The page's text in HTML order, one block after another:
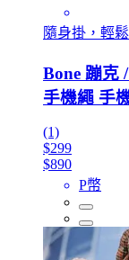
隨身掛，輕
Bone 蹦克
手機繩 手
(1)
$299
$890
P幣